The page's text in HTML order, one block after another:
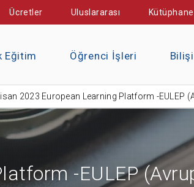
Ücretler Uluslararası Kütüphane
Eğitim Öğrenci İşleri
2023 European Learning Platform -EULEP
-EULEP